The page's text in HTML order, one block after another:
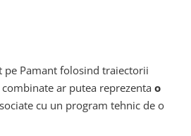
Pamant folosind traiectorii
ar putea reprezenta o
cu un program tehnic de o